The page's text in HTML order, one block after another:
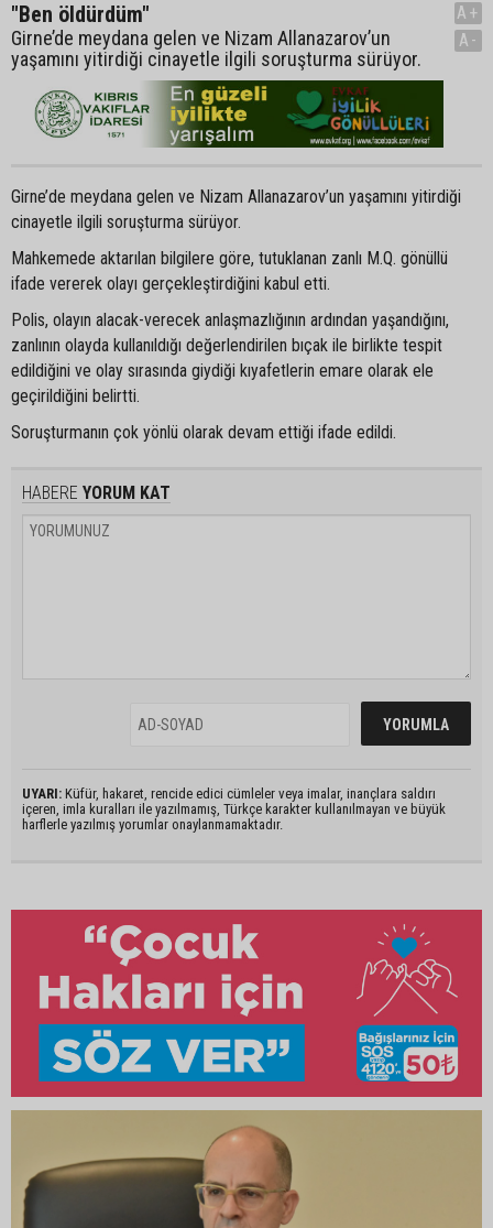
"Ben öldürdüm"
Girne’de meydana gelen ve Nizam Allanazarov’un
yaşamını yitirdiği cinayetle ilgili soruşturma sürüyor.
A+
A-
Girne’de meydana gelen ve Nizam Allanazarov’un yaşamını yitirdiği
cinayetle ilgili soruşturma sürüyor.
Mahkemede aktarılan bilgilere göre, tutuklanan zanlı M.Q. gönüllü
ifade vererek olayı gerçekleştirdiğini kabul etti.
Polis, olayın alacak-verecek anlaşmazlığının ardından yaşandığını,
zanlının olayda kullanıldığı değerlendirilen bıçak ile birlikte tespit
edildiğini ve olay sırasında giydiği kıyafetlerin emare olarak ele
geçirildiğini belirtti.
Soruşturmanın çok yönlü olarak devam ettiği ifade edildi.
HABERE YORUM KAT
UYARI: Küfür, hakaret, rencide edici cümleler veya imalar, inançlara saldırı
içeren, imla kuralları ile yazılmamış, Türkçe karakter kullanılmayan ve büyük
harflerle yazılmış yorumlar onaylanmamaktadır.